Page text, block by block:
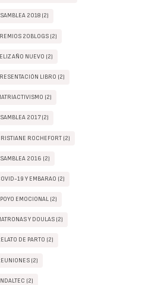
2018 (2)
20BLOGS (2)
AÑO NUEVO (2)
LIBRO (2)
(2)
2017 (2)
ROCHEFORT (2)
2016 (2)
19 Y EMBARAO (2)
EMOCIONAL (2)
Y DOULAS (2)
DE PARTO (2)
(2)
(2)